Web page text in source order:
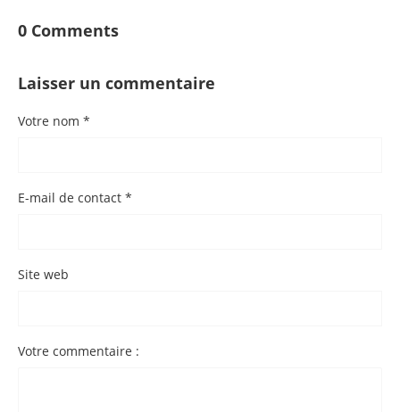
0 Comments
Laisser un commentaire
Votre nom *
E-mail de contact *
Site web
Votre commentaire :